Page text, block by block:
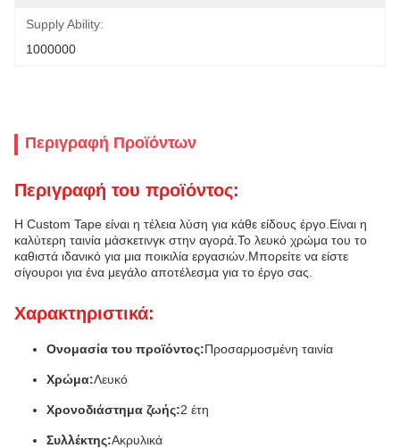
Supply Ability:
1000000
Περιγραφή Προϊόντων
Περιγραφή του προϊόντος:
Η Custom Tape είναι η τέλεια λύση για κάθε είδους έργο.Είναι η
καλύτερη ταινία μάσκετινγκ στην αγορά.Το λευκό χρώμα του το
καθιστά ιδανικό για μια ποικιλία εργασιών.Μπορείτε να είστε
σίγουροι για ένα μεγάλο αποτέλεσμα για το έργο σας.
Χαρακτηριστικά:
Ονομασία του προϊόντος:Προσαρμοσμένη ταινία
Χρώμα:Λευκό
Χρονοδιάστημα ζωής:2 έτη
Συλλέκτης:Ακρυλικά